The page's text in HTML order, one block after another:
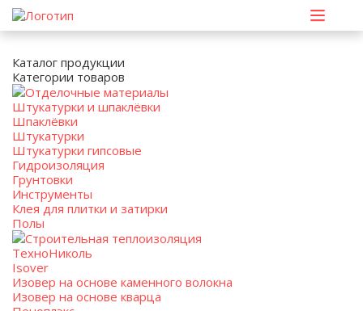
Каталог продукции
Категории товаров
Отделочные материалы
Штукатурки и шпаклёвки
Шпаклёвки
Штукатурки
Штукатурки гипсовые
Гидроизоляция
Грунтовки
Инструменты
Клея для плитки и затирки
Полы
Строительная теплоизоляция
ТехноНиколь
Isover
Изовер на основе каменного волокна
Изовер на основе кварца